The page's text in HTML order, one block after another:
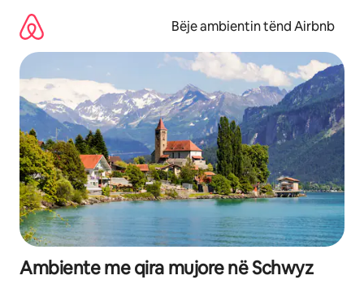
përmbajtja
Bëje ambientin tënd Airbnb
Ambiente me qira mujore në Schwyz